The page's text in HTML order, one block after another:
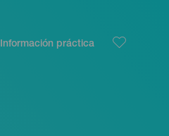
Información práctica